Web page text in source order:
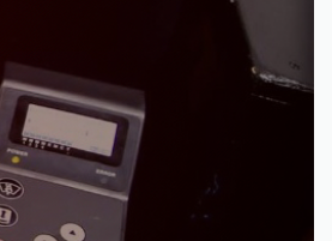
OBTÉN 5% DESCUENTO